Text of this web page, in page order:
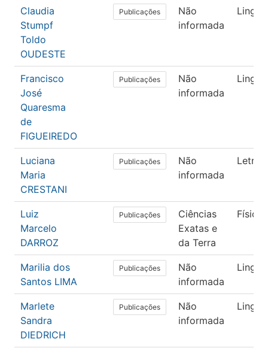
Claudia
Stumpf
Toldo
OUDESTE
Publicações
Não
informada
Francisco
José
Quaresma
de
FIGUEIREDO
Publicações
Não
informada
Luciana
Maria
CRESTANI
Publicações
Não
informada
Letras
Luiz
Marcelo
DARROZ
Publicações
Ciências
Exatas e
da Terra
Física
Marilia dos
Santos LIMA
Publicações
Não
informada
Marlete
Sandra
DIEDRICH
Publicações
Não
informada